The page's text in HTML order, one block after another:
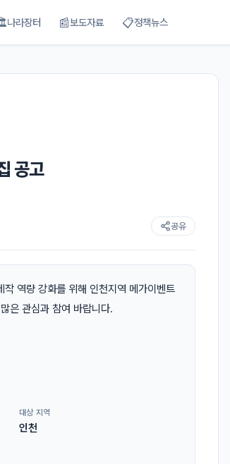
나라장터 📰보도자료 📋정책뉴스
공고
공유
역량 강화를 위해 인천지역 메가이벤트
은 관심과 참여 바랍니다.
대상 지역
인천